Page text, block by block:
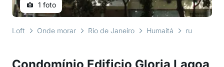
1 foto
Loft Onde morar Rio de Janeiro Humaitá rua do